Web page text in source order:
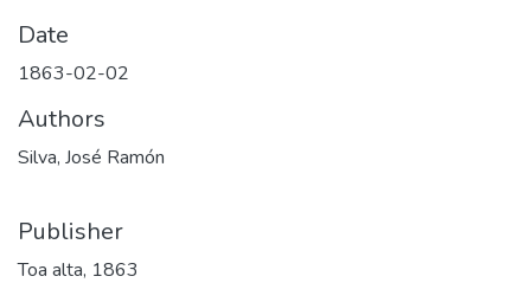
Date
1863-02-02
Authors
Silva, José Ramón
Publisher
Toa alta, 1863